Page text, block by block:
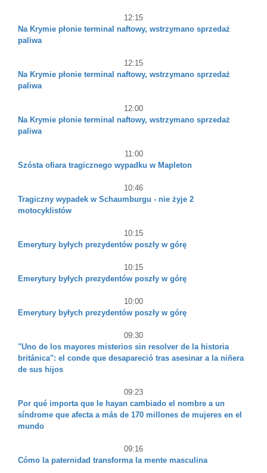
12:15
Na Krymie płonie terminal naftowy, wstrzymano sprzedaż
paliwa
12:15
Na Krymie płonie terminal naftowy, wstrzymano sprzedaż
paliwa
12:00
Na Krymie płonie terminal naftowy, wstrzymano sprzedaż
paliwa
11:00
Szósta ofiara tragicznego wypadku w Mapleton
10:46
Tragiczny wypadek w Schaumburgu - nie żyje 2
motocyklistów
10:15
Emerytury byłych prezydentów poszły w górę
10:15
Emerytury byłych prezydentów poszły w górę
10:00
Emerytury byłych prezydentów poszły w górę
09:30
"Uno de los mayores misterios sin resolver de la historia
británica": el conde que desapareció tras asesinar a la niñera
de sus hijos
09:23
Por qué importa que le hayan cambiado el nombre a un
síndrome que afecta a más de 170 millones de mujeres en el
mundo
09:16
Cómo la paternidad transforma la mente masculina